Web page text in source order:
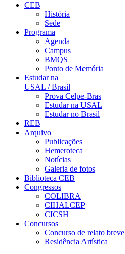
CEB
História
Sede
Programa
Agenda
Campus
BMQS
Ponto de Memória
Estudar na
USAL / Brasil
Prova Celpe-Bras
Estudar na USAL
Estudar no Brasil
REB
Arquivo
Publicações
Hemeroteca
Notícias
Galeria de fotos
Biblioteca CEB
Congressos
COLIBRA
CIHALCEP
CICSH
Concursos
Concurso de relato breve
Residência Artística